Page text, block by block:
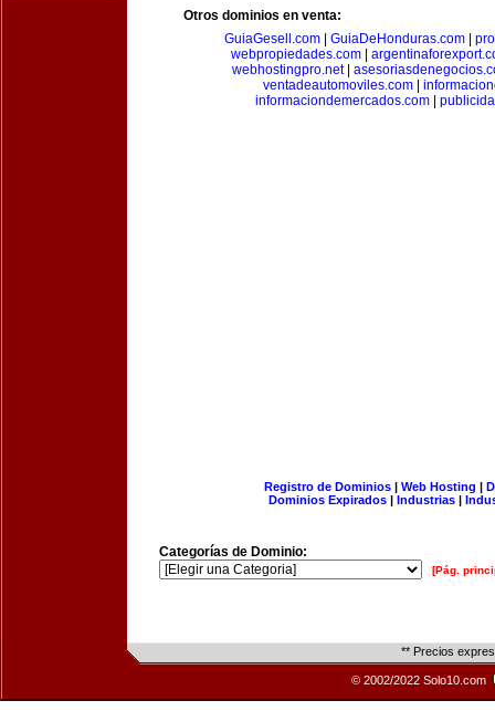
Otros dominios en venta:
GuiaGesell.com| GuiaDeHonduras.com|
webpropiedades.com
webhostingpro.net|
ventadeautomoviles.com|
informaciondemercados.com|
Registro de Dominios| Web Hosting |
Dominios Expirados | Industrias |
Categorías de Dominio:
[Pág.
** Precios
© 2002/2022 Solo10.com